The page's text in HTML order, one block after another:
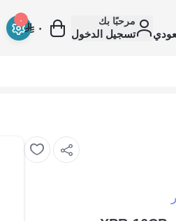
مرحبًا بك
تسجيل الدخول
٠
٠